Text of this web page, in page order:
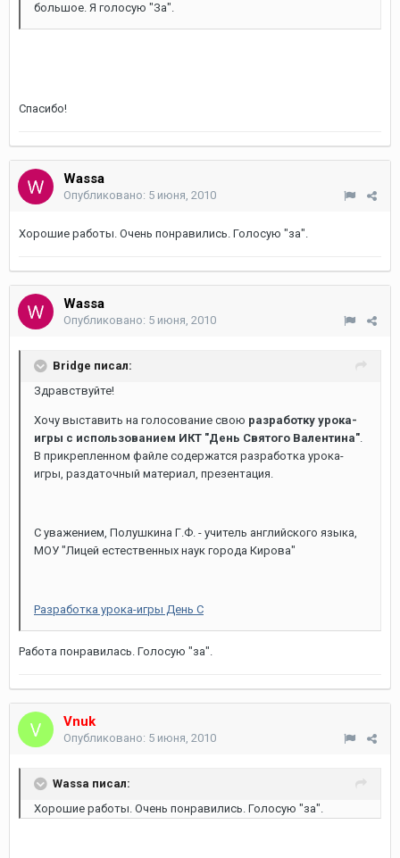
большое. Я голосую "За".
Спасибо!
Wassa
Опубликовано: 5 июня, 2010
Хорошие работы. Очень понравились. Голосую "за".
Wassa
Опубликовано: 5 июня, 2010
Bridge писал:
Здравствуйте!
Хочу выставить на голосование свою разработку урока-
игры с использованием ИКТ "День Святого Валентина".
В прикрепленном файле содержатся разработка урока-
игры, раздаточный материал, презентация.
С уважением, Полушкина Г.Ф. - учитель английского языка,
МОУ "Лицей естественных наук города Кирова"
Разработка урока-игры День С
Работа понравилась. Голосую "за".
Vnuk
Опубликовано: 5 июня, 2010
Wassa писал:
Хорошие работы. Очень понравились. Голосую "за".